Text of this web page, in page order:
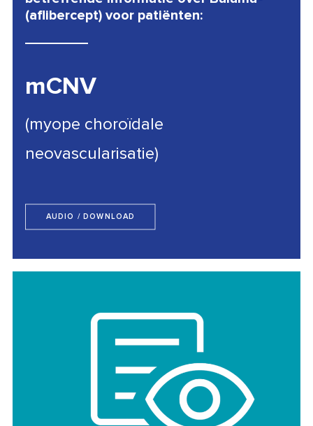
(aflibercept) voor patiënten:
mCNV
(myope choroïdale
neovascularisatie)
AUDIO / DOWNLOAD